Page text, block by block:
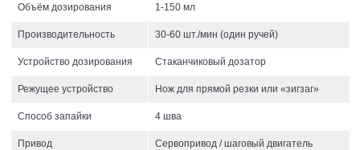
Объём дозирования 1-150 мл
Производительность 30-60 шт./мин (один ручей)
Устройство дозирования Стаканчиковый дозатор
Режущее устройство Нож для прямой резки или «зигзаг»
Способ запайки 4 шва
Привод Сервопривод / шаговый двигатель